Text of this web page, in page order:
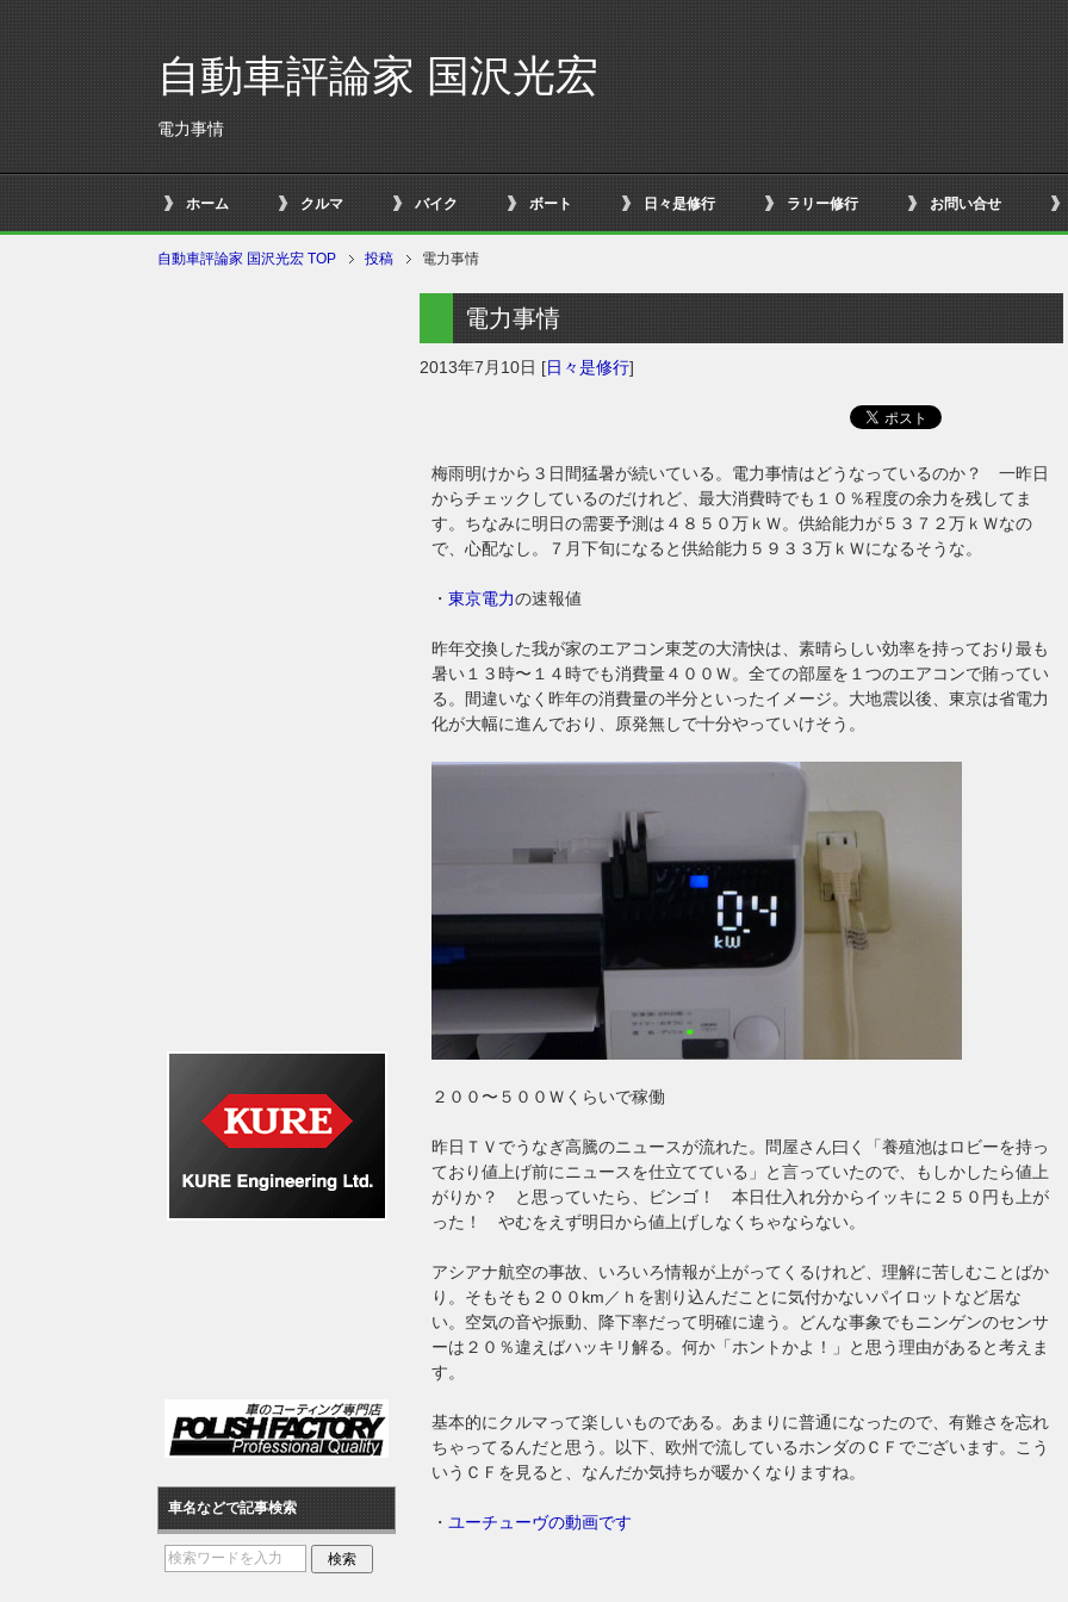
自動車評論家 国沢光宏
電力事情
ホーム クルマ バイク ボート 日々是修行 ラリー修行 お問い合せ
自動車評論家 国沢光宏 TOP 投稿 電力事情
電力事情
2013年7月10日 [日々是修行]
梅雨明けから３日間猛暑が続いている。電力事情はどうなっているのか？ 一昨日
からチェックしているのだけれど、最大消費時でも１０％程度の余力を残してま
す。ちなみに明日の需要予測は４８５０万ｋＷ。供給能力が５３７２万ｋＷなの
で、心配なし。７月下旬になると供給能力５９３３万ｋＷになるそうな。
・ 東京電力の速報値
昨年交換した我が家のエアコン東芝の大清快は、素晴らしい効率を持っており最も
暑い１３時〜１４時でも消費量４００Ｗ。全ての部屋を１つのエアコンで賄ってい
る。間違いなく昨年の消費量の半分といったイメージ。大地震以後、東京は省電力
化が大幅に進んでおり、原発無しで十分やっていけそう。
２００〜５００Ｗくらいで稼働
昨日ＴＶでうなぎ高騰のニュースが流れた。問屋さん曰く「養殖池はロビーを持っ
ており値上げ前にニュースを仕立てている」と言っていたので、もしかしたら値上
がりか？ と思っていたら、ビンゴ！ 本日仕入れ分からイッキに２５０円も上が
った！ やむをえず明日から値上げしなくちゃならない。
アシアナ航空の事故、いろいろ情報が上がってくるけれど、理解に苦しむことばか
り。そもそも２００km／ｈを割り込んだことに気付かないパイロットなど居な
い。空気の音や振動、降下率だって明確に違う。どんな事象でもニンゲンのセンサ
ーは２０％違えばハッキリ解る。何か「ホントかよ！」と思う理由があると考えま
す。
基本的にクルマって楽しいものである。あまりに普通になったので、有難さを忘れ
ちゃってるんだと思う。以下、欧州で流しているホンダのＣＦでございます。こう
いうＣＦを見ると、なんだか気持ちが暖かくなりますね。
・ ユーチューヴの動画です
車名などで記事検索